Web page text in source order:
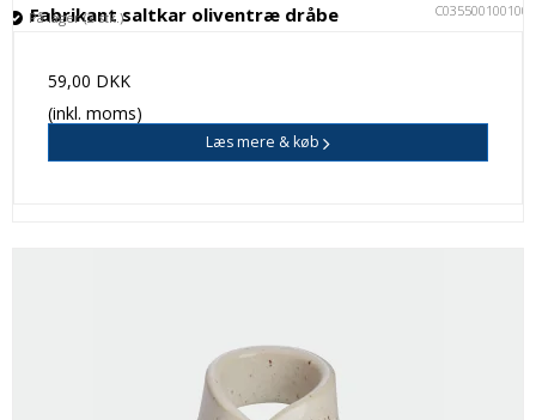
Fabrikant saltkar oliventræ dråbe C035500100100
På lager (2 stk.)
59,00 DKK
(inkl. moms)
Læs mere & køb